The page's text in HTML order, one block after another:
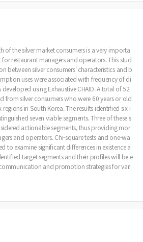
the silver market consumers is a very importa
restaurant managers and operators. This stud
between silver consumers' characteristics and b
uses were associated with frequency of di
using Exhaustive CHAID. A total of 52
from silver consumers who were 60 years or old
in South Korea. The results identified six i
seven viable segments. Three of these s
actionable segments, thus providing mor
and operators. Chi-square tests and one-wa
to examine significant differences in existence a
target segments and their profiles will be e
and promotion strategies for vari